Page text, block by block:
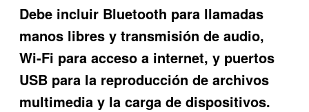
Debe incluir Bluetooth para llamadas
manos libres y transmisión de audio,
Wi-Fi para acceso a internet, y puertos
USB para la reproducción de archivos
multimedia y la carga de dispositivos.